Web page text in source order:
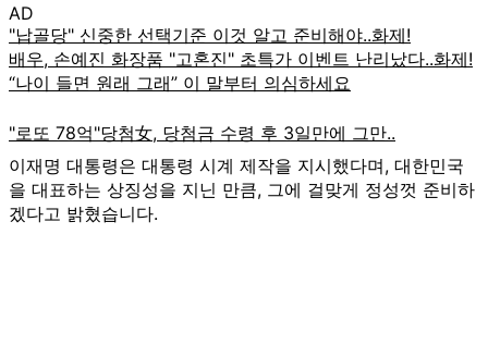
AD
이재명 대통령은 대통령 시계 제작을 지시했다며, 대한민국
을 대표하는 상징성을 지닌 만큼, 그에 걸맞게 정성껏 준비하
겠다고 밝혔습니다.